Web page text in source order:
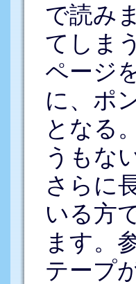
で読み
てしま
ページ
に、ポ
となる
うもな
さらに
いる方
ます。
テープ